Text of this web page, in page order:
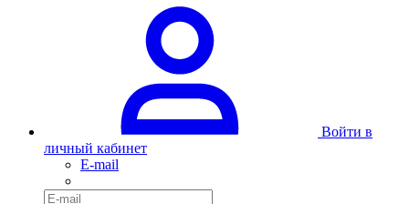
Войти в
личный кабинет
E-mail